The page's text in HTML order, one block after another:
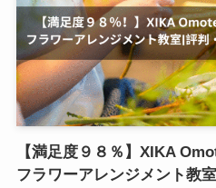
【満足度９８％】XIKA
フラワーアレンジメント教